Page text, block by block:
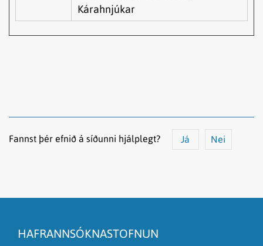
Kárahnjúkar
Fannst þér efnið á síðunni hjálplegt? Já Nei
Það er of mikið efni á síðunni
HAFRANNSÓKNASTOFNUN